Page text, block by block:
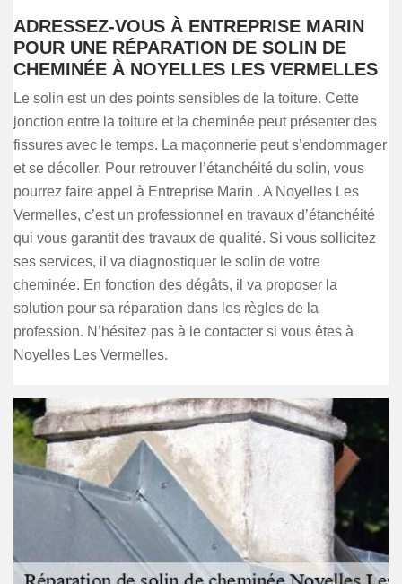
ADRESSEZ-VOUS À ENTREPRISE MARIN
POUR UNE RÉPARATION DE SOLIN DE
CHEMINÉE À NOYELLES LES VERMELLES
Le solin est un des points sensibles de la toiture. Cette
jonction entre la toiture et la cheminée peut présenter des
fissures avec le temps. La maçonnerie peut s’endommager
et se décoller. Pour retrouver l’étanchéité du solin, vous
pourrez faire appel à Entreprise Marin . A Noyelles Les
Vermelles, c’est un professionnel en travaux d’étanchéité
qui vous garantit des travaux de qualité. Si vous sollicitez
ses services, il va diagnostiquer le solin de votre
cheminée. En fonction des dégâts, il va proposer la
solution pour sa réparation dans les règles de la
profession. N’hésitez pas à le contacter si vous êtes à
Noyelles Les Vermelles.